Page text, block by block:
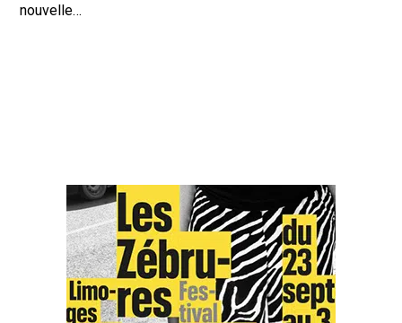
nouvelle…